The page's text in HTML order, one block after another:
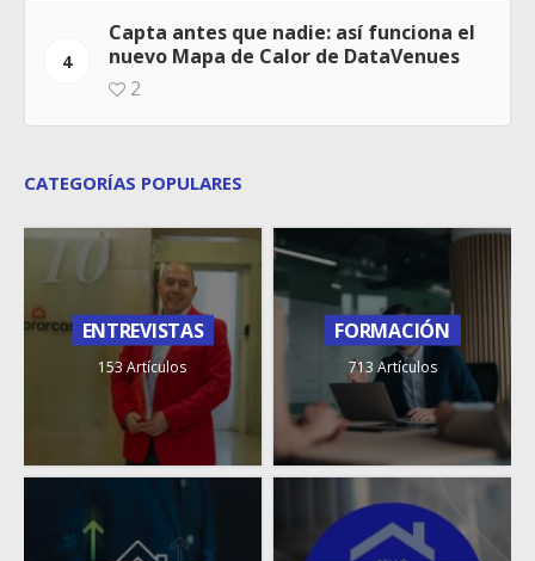
4
Capta antes que nadie: así funciona el
nuevo Mapa de Calor de DataVenues
2
CATEGORÍAS POPULARES
ENTREVISTAS
153 Artículos
FORMACIÓN
713 Artículos